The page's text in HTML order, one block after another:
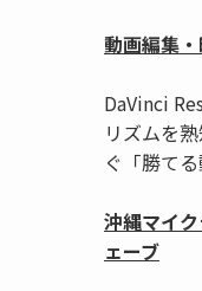
動画編集
DaVinci
リズムを
ぐ「勝て
沖縄マイ
ェーブ